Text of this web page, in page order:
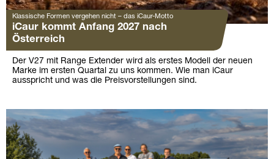
Klassische Formen vergehen nicht – das iCaur-Motto
iCaur kommt Anfang 2027 nach
Österreich
Der V27 mit Range Extender wird als erstes Modell der neuen
Marke im ersten Quartal zu uns kommen. Wie man iCaur
ausspricht und was die Preisvorstellungen sind.